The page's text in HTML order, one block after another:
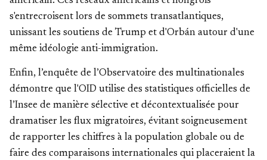
s'entrecroisent lors de sommets transatlantiques,
unissant les soutiens de Trump et d'Orbán autour d'une
même idéologie anti-immigration.
Enfin, l’enquête de l’Observatoire des multinationales
démontre que l'OID utilise des statistiques officielles de
l’Insee de manière sélective et décontextualisée pour
dramatiser les flux migratoires, évitant soigneusement
de rapporter les chiffres à la population globale ou de
faire des comparaisons internationales qui placeraient la